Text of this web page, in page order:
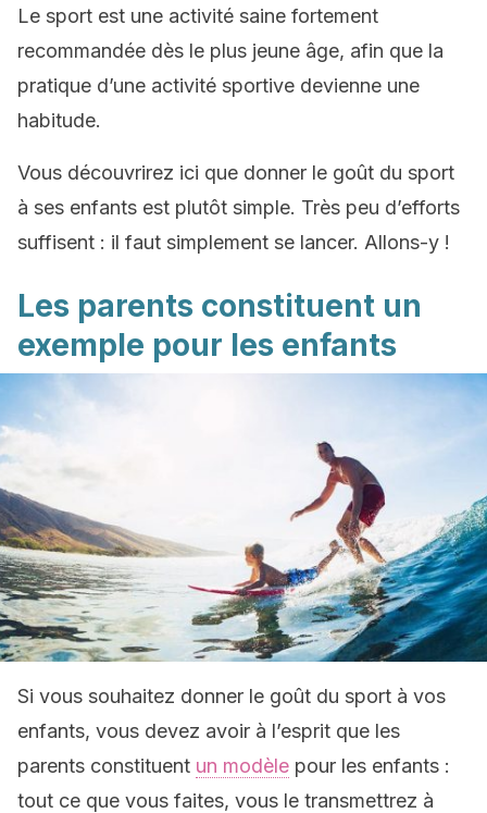
Le sport est une activité saine fortement
recommandée dès le plus jeune âge, afin que la
pratique d’une activité sportive devienne une
habitude.
Vous découvrirez ici que donner le goût du sport
à ses enfants est plutôt simple. Très peu d’efforts
suffisent : il faut simplement se lancer. Allons-y !
Les parents constituent un
exemple pour les enfants
Si vous souhaitez donner le goût du sport à vos
enfants, vous devez avoir à l’esprit que les
parents constituent un modèle pour les enfants :
tout ce que vous faites, vous le transmettrez à